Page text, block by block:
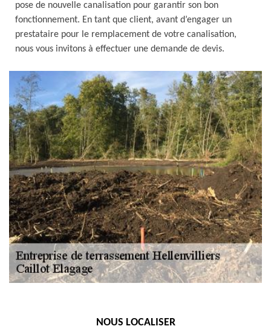
pose de nouvelle canalisation pour garantir son bon
fonctionnement. En tant que client, avant d’engager un
prestataire pour le remplacement de votre canalisation,
nous vous invitons à effectuer une demande de devis.
NOUS LOCALISER